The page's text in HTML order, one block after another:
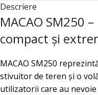
Descriere
MACAO SM250
compact și
MACAO SM250
stivuitor de teren și o
utilizatorii care au